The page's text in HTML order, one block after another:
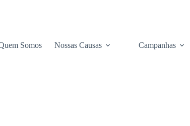
Somos Nossas Causas Campanhas